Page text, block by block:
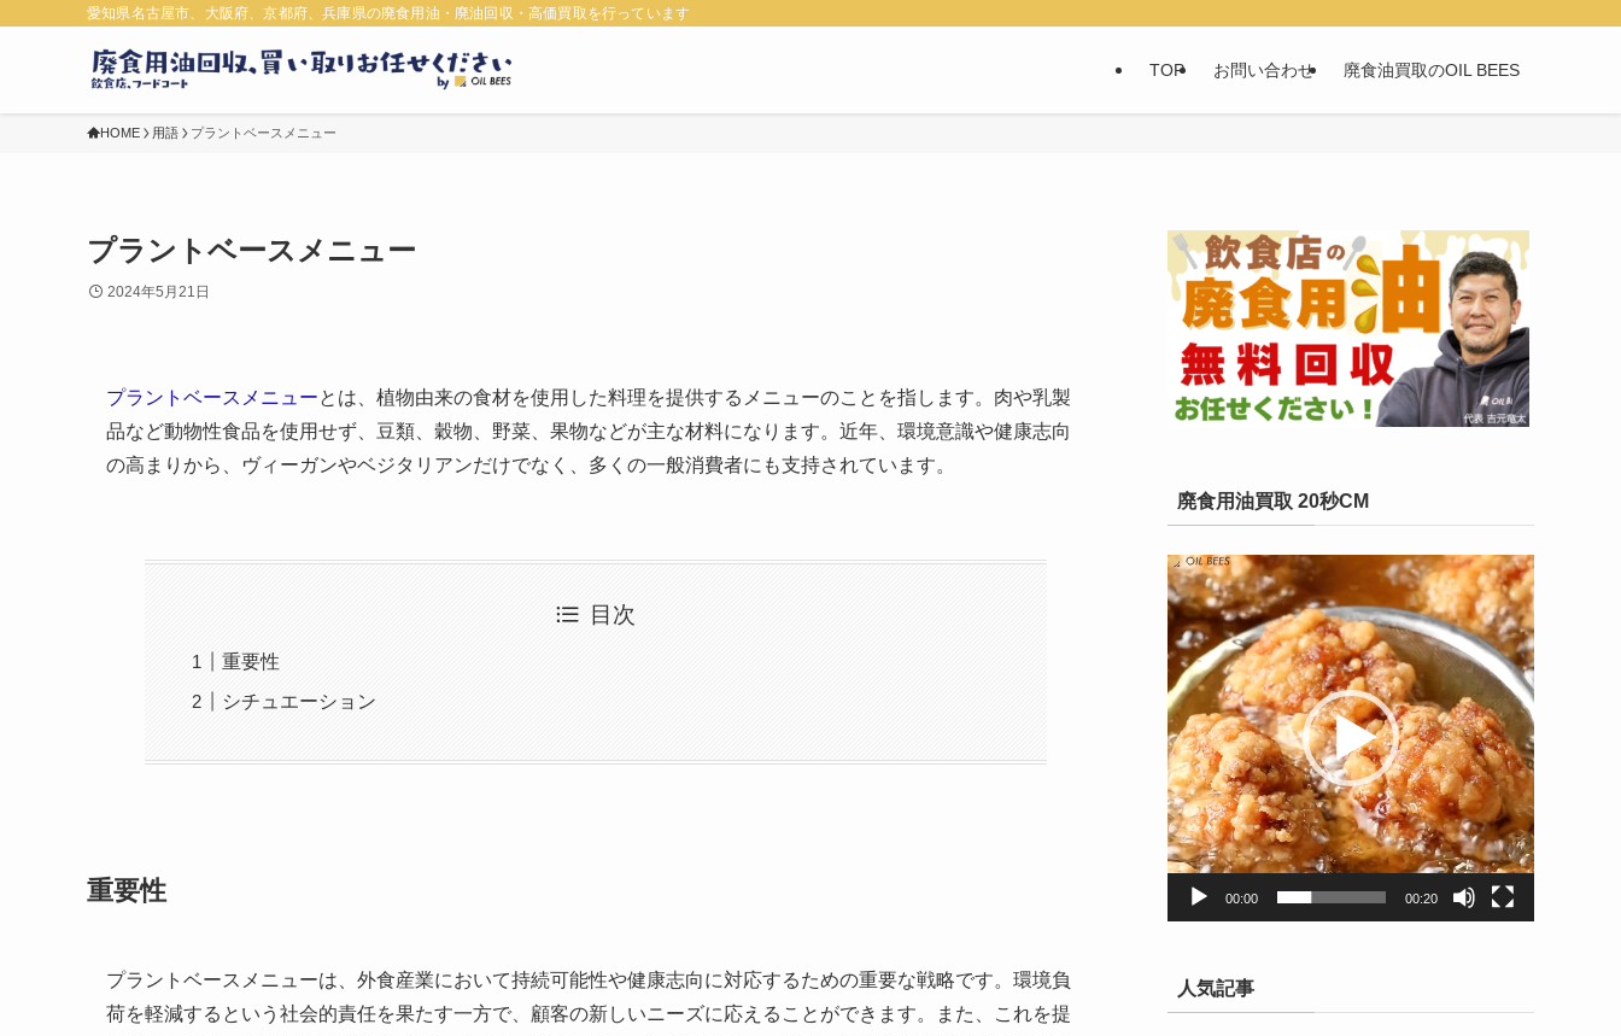
愛知県名古屋市、大阪府、京都府、兵庫県の廃食用油・廃油回収・高価買取を行っています
TOP お問い合わせ 廃食油買取のOIL BEES
HOME 用語 プラントベースメニュー
プラントベースメニュー
2024年5月21日
プラントベースメニューとは、植物由来の食材を使用した料理を提供するメニューのことを指します。肉や乳製
品など動物性食品を使用せず、豆類、穀物、野菜、果物などが主な材料になります。近年、環境意識や健康志向
の高まりから、ヴィーガンやベジタリアンだけでなく、多くの一般消費者にも支持されています。
目次
重要性
シチュエーション
重要性
プラントベースメニューは、外食産業において持続可能性や健康志向に対応するための重要な戦略です。環境負
荷を軽減するという社会的責任を果たす一方で、顧客の新しいニーズに応えることができます。また、これを提
廃食用油買取 20秒CM
動
画
プ
レ
ー
ヤ
ー
00:00 00:20
人気記事